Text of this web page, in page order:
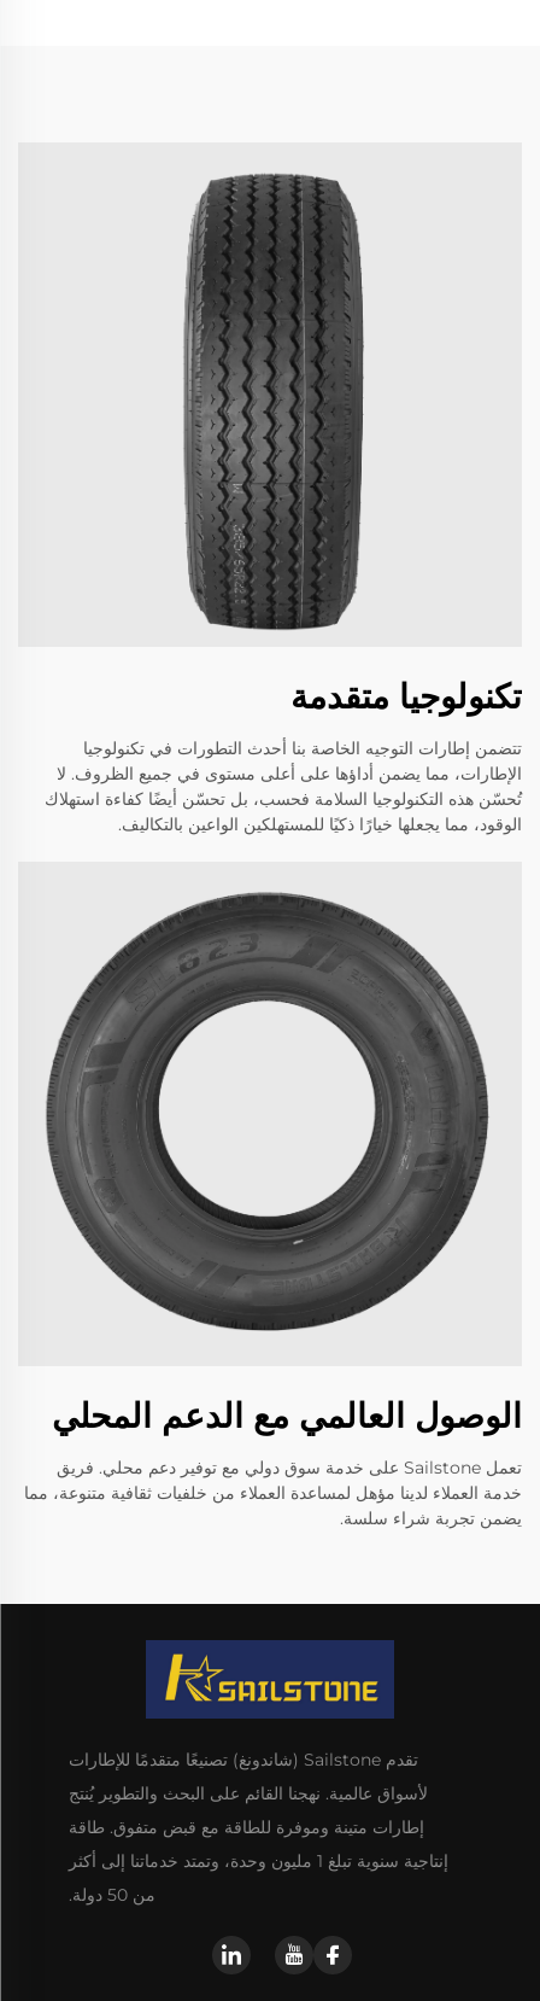
تكنولوجيا متقدمة
تتضمن إطارات التوجيه الخاصة بنا أحدث التطورات في تكنولوجيا
الإطارات، مما يضمن أداؤها على أعلى مستوى في جميع الظروف. لا
تُحسّن هذه التكنولوجيا السلامة فحسب، بل تحسّن أيضًا كفاءة استهلاك
الوقود، مما يجعلها خيارًا ذكيًا للمستهلكين الواعين بالتكاليف.
الوصول العالمي مع الدعم المحلي
تعمل Sailstone على خدمة سوق دولي مع توفير دعم محلي. فريق
خدمة العملاء لدينا مؤهل لمساعدة العملاء من خلفيات ثقافية متنوعة، مما
يضمن تجربة شراء سلسة.
تقدم Sailstone (شاندونغ) تصنيعًا متقدمًا للإطارات
لأسواق عالمية. نهجنا القائم على البحث والتطوير يُنتج
إطارات متينة وموفرة للطاقة مع قبض متفوق. طاقة
إنتاجية سنوية تبلغ 1 مليون وحدة، وتمتد خدماتنا إلى أكثر
من 50 دولة.